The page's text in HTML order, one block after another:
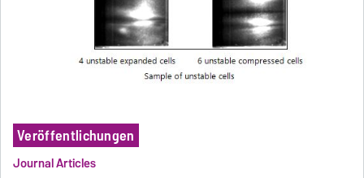
Veröffentlichungen
Journal Articles